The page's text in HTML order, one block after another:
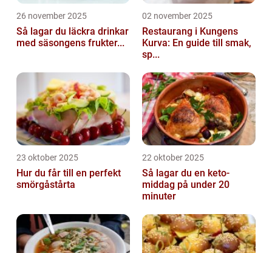
26 november 2025
Så lagar du läckra drinkar
med säsongens frukter...
02 november 2025
Restaurang i Kungens
Kurva: En guide till smak,
sp...
23 oktober 2025
Hur du får till en perfekt
smörgåstårta
22 oktober 2025
Så lagar du en keto-
middag på under 20
minuter